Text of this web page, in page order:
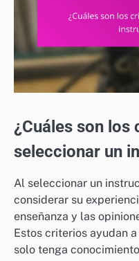
¿Cuáles son los
seleccionar un
Al seleccionar un
considerar su
enseñanza y las
Estos criterios ayudan
solo tenga